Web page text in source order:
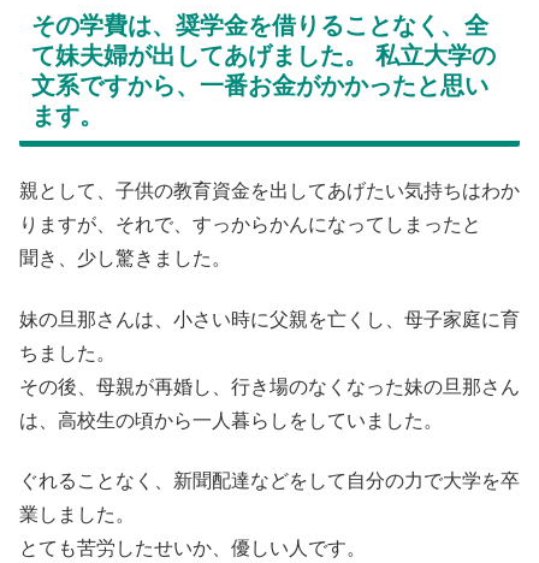
その学費は、奨学金を借りることなく、全
て妹夫婦が出してあげました。 私立大学の
文系ですから、一番お金がかかったと思い
ます。
親として、子供の教育資金を出してあげたい気持ちはわか
りますが、それで、すっからかんになってしまったと
聞き、少し驚きました。
妹の旦那さんは、小さい時に父親を亡くし、母子家庭に育
ちました。
その後、母親が再婚し、行き場のなくなった妹の旦那さん
は、高校生の頃から一人暮らしをしていました。
ぐれることなく、新聞配達などをして自分の力で大学を卒
業しました。
とても苦労したせいか、優しい人です。